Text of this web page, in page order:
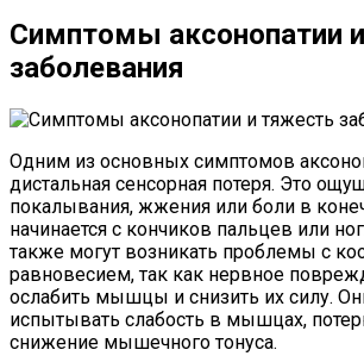
Симптомы аксонопатии
заболевания
Одним из основных симптомов
дистальная сенсорная потеря. Это
покалывания, жжения или боли в
начинается с кончиков пальцев или
также могут возникать проблемы с
равновесием, так как нервное
ослабить мышцы и снизить их силу.
испытывать слабость в мышцах,
снижение мышечного тонуса.